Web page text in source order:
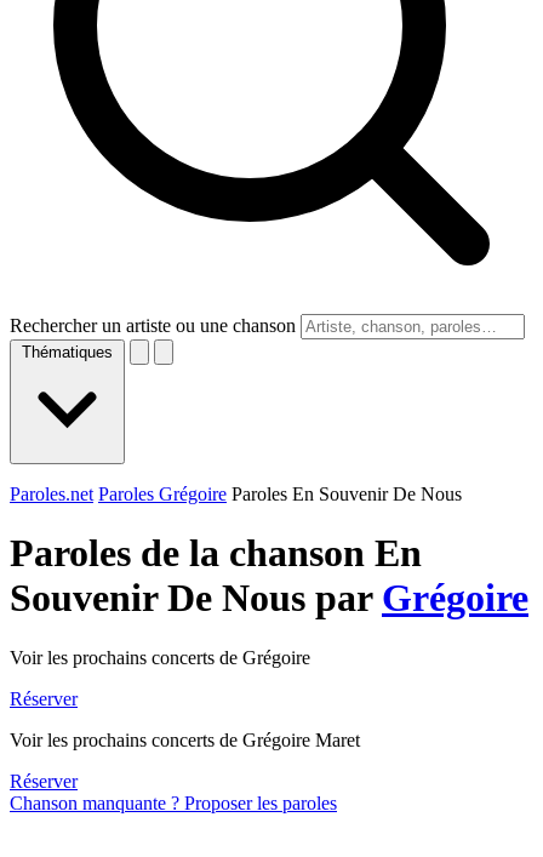
Rechercher un artiste ou une chanson
Thématiques
Paroles.net Paroles Grégoire Paroles En Souvenir De Nous
Paroles de la chanson En
Souvenir De Nous par Grégoire
Voir les prochains concerts de Grégoire
Réserver
Voir les prochains concerts de Grégoire Maret
Réserver
Chanson manquante ? Proposer les paroles